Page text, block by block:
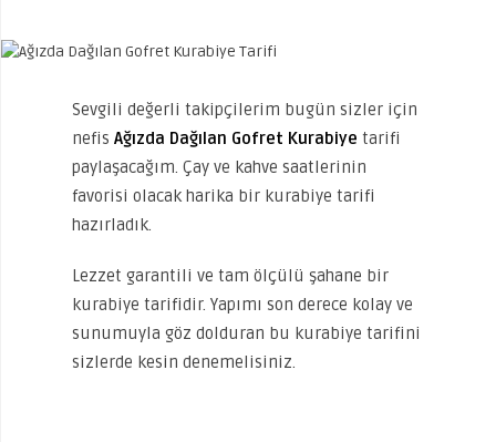
Sevgili değerli takipçilerim bugün sizler için
nefis Ağızda Dağılan Gofret Kurabiye tarifi
paylaşacağım. Çay ve kahve saatlerinin
favorisi olacak harika bir kurabiye tarifi
hazırladık.
Lezzet garantili ve tam ölçülü şahane bir
kurabiye tarifidir. Yapımı son derece kolay ve
sunumuyla göz dolduran bu kurabiye tarifini
sizlerde kesin denemelisiniz.